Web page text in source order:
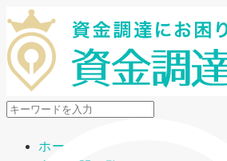
メニューを開閉
ホーム